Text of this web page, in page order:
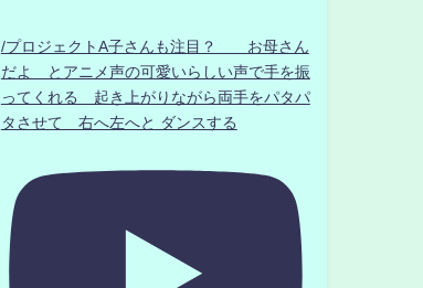
/プロジェクトA子さんも注目？ お母さん
だよ とアニメ声の可愛いらしい声で手を振
ってくれる 起き上がりながら両手をパタパ
タさせて 右へ左へと ダンスする